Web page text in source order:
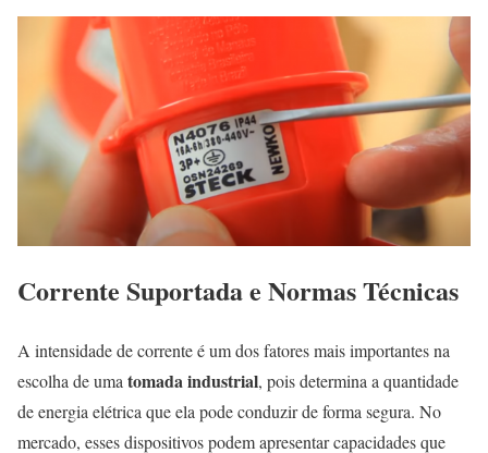
Corrente Suportada e Normas Técnicas
A intensidade de corrente é um dos fatores mais importantes na
escolha de uma tomada industrial, pois determina a quantidade
de energia elétrica que ela pode conduzir de forma segura. No
mercado, esses dispositivos podem apresentar capacidades que